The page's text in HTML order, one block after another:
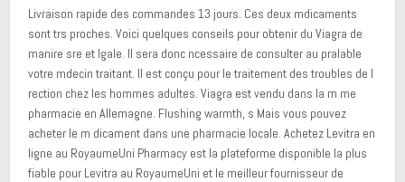
Livraison rapide des commandes 13 jours. Ces deux mdicaments
sont trs proches. Voici quelques conseils pour obtenir du Viagra de
manire sre et lgale. Il sera donc ncessaire de consulter au pralable
votre mdecin traitant. Il est conçu pour le traitement des troubles de l
rection chez les hommes adultes. Viagra est vendu dans la m me
pharmacie en Allemagne. Flushing warmth, s Mais vous pouvez
acheter le m dicament dans une pharmacie locale. Achetez Levitra en
ligne au RoyaumeUni Pharmacy est la plateforme disponible la plus
fiable pour Levitra au RoyaumeUni et le meilleur fournisseur de